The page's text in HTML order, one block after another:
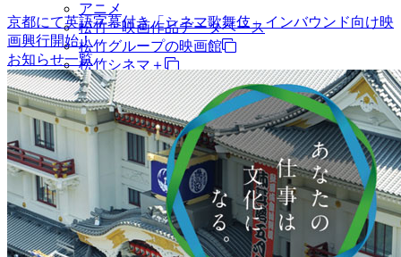
アニメ
松竹・映画作品データベース
松竹グループの映画館
松竹シネマ＋
松竹シネマクラシックス
TV・商品・イベントなど
テレビ作品（実写）
松竹ストア（通販サイト）
松竹お化け屋本舗
ゲーム事業（English）
企業情報
京都にて英語字幕付き「シネマ歌舞伎」インバウンド向け映
画興行開始！
お知らせ一覧